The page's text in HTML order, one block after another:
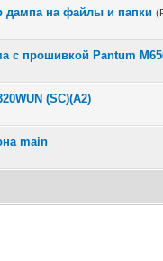
дампа на файлы и папки
с прошивкой Pantum
(SC)(A2)
main